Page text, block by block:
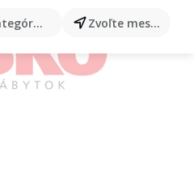
produkty... Zvoľte mesto